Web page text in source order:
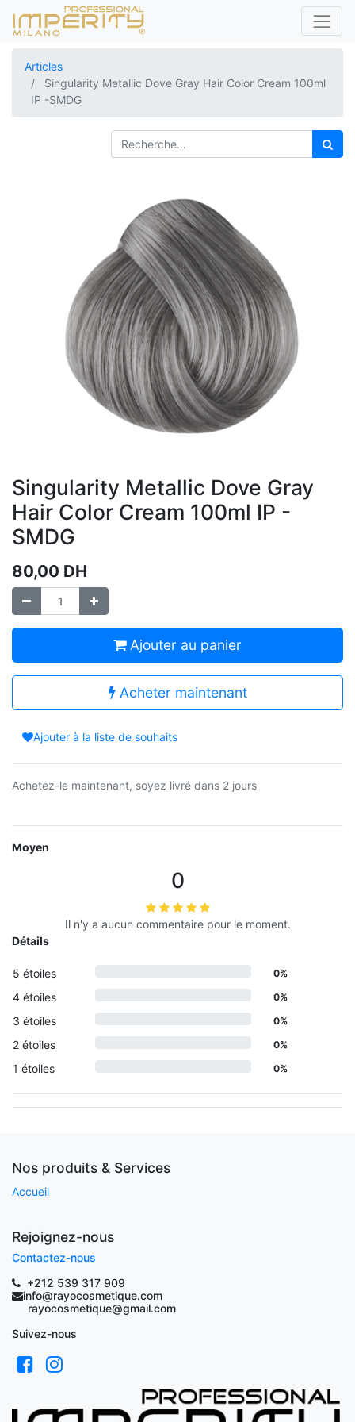
Articles
Singularity Metallic Dove Gray Hair Color Cream 100ml
IP -SMDG
Singularity Metallic Dove Gray
Hair Color Cream 100ml IP -
SMDG
80,00 DH
Ajouter au panier
Acheter maintenant
Ajouter à la liste de souhaits
Achetez-le maintenant, soyez livré dans 2 jours
Moyen
0
Il n'y a aucun commentaire pour le moment.
Détails
5 étoiles 0%
4 étoiles 0%
3 étoiles 0%
2 étoiles 0%
1 étoiles 0%
Nos produits & Services
Accueil
Rejoignez-nous
Contactez-nous
+212 539 317 909
info@rayocosmetique.com
rayocosmetique@gmail.com
Suivez-nous